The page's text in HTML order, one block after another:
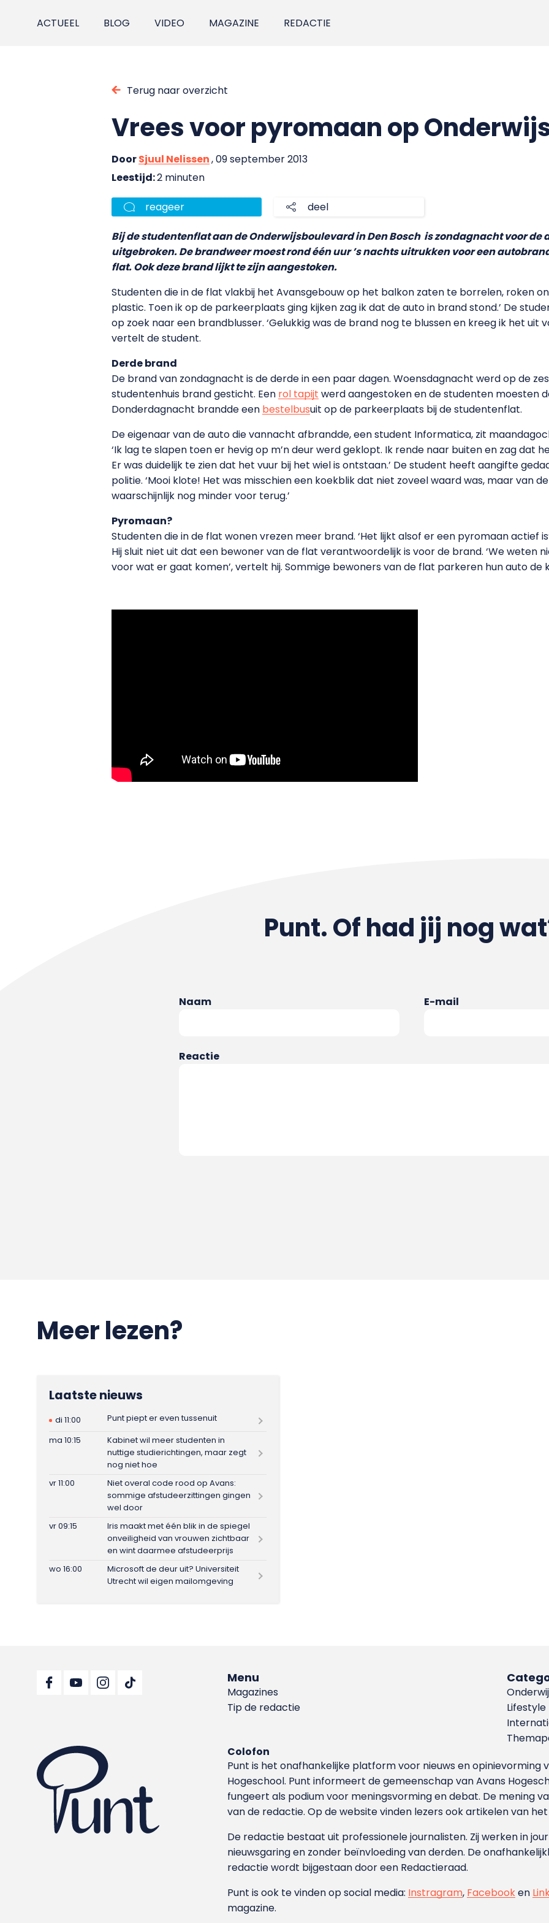
ACTUEEL BLOG VIDEO MAGAZINE REDACTIE
Terug naar overzicht
Vrees voor pyromaan op
DoorSjuul Nelissen, 09 september 2013
Leestijd:2 minuten
reageer deel
Bij de studentenflat aan de Onderwijsboulevard in Den Bosch is zondagnacht voor de
uitgebroken. De brandweer moest rond één uur ’s nachts uitrukken voor een
flat. Ook deze brand lijkt te zijn aangestoken.
Studenten die in de flat vlakbij het Avansgebouw op het balkon zaten te borrelen, roken
plastic. Toen ik op de parkeerplaats ging kijken zag ik dat de auto in brand stond.’ De
op zoek naar een brandblusser. ‘Gelukkig was de brand nog te blussen en kreeg ik het uit
vertelt de student.
Derde brand
De brand van zondagnacht is de derde in een paar dagen. Woensdagnacht werd op de
studentenhuis brand gesticht. Een rol tapijt werd aangestoken en de studenten moesten
Donderdagnacht brandde een bestelbusuit op de parkeerplaats bij de studentenflat.
De eigenaar van de auto die vannacht afbrandde, een student Informatica, zit
‘Ik lag te slapen toen er hevig op m’n deur werd geklopt. Ik rende naar buiten en zag dat
Er was duidelijk te zien dat het vuur bij het wiel is ontstaan.’ De student heeft aangifte
politie. ‘Mooi klote! Het was misschien een koekblik dat niet zoveel waard was, maar van
waarschijnlijk nog minder voor terug.’
Pyromaan?
Studenten die in de flat wonen vrezen meer brand. ‘Het lijkt alsof er een pyromaan actief
Hij sluit niet uit dat een bewoner van de flat verantwoordelijk is voor de brand. ‘We weten
voor wat er gaat komen’, vertelt hij. Sommige bewoners van de flat parkeren hun auto
Punt. Of had jij nog
Naam E-mail
Reactie
Meer lezen?
Laatste nieuws
di 11:00
Punt piept er even tussenuit
ma 10:15
Kabinet wil meer studenten in
nuttige studierichtingen, maar zegt
nog niet hoe
vr 11:00
Niet overal code rood op Avans:
sommige afstudeerzittingen gingen
wel door
vr 09:15
Iris maakt met één blik in de spiegel
onveiligheid van vrouwen zichtbaar
en wint daarmee afstudeerprijs
wo 16:00
Microsoft de deur uit? Universiteit
Utrecht wil eigen mailomgeving
Menu
Magazines
Tip de redactie
Lifestyle
Colofon
Punt is het onafhankelijke platform voor nieuws en
Hoge­school. Punt informeert de gemeenschap van Avans
fungeert als podium voor meningsvorming en debat. De mening
van de redactie. Op de website vinden lezers ook artikelen van
De redactie bestaat uit professionele journalisten. Zij werken in
nieuwsgaring en zonder beïnvloeding van derden. De
redactie wordt bijgestaan door een Redactieraad.
Punt is ook te vinden op social media: Instragram, Facebooken
magazine.